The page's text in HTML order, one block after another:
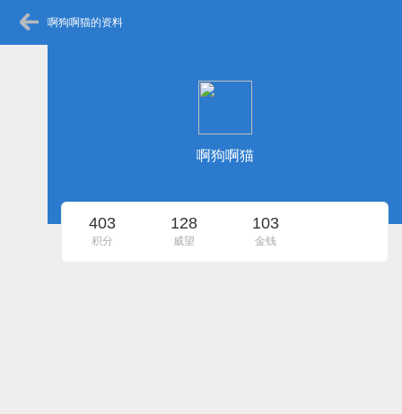
啊狗啊猫的资料
啊狗啊猫
403
积分
128
威望
103
金钱